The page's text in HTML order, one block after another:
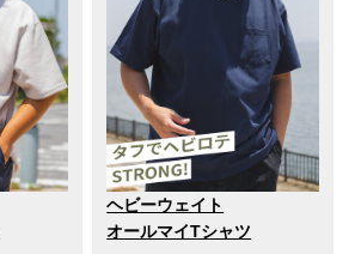
ヘビーウェイト
オールマイTシャツ